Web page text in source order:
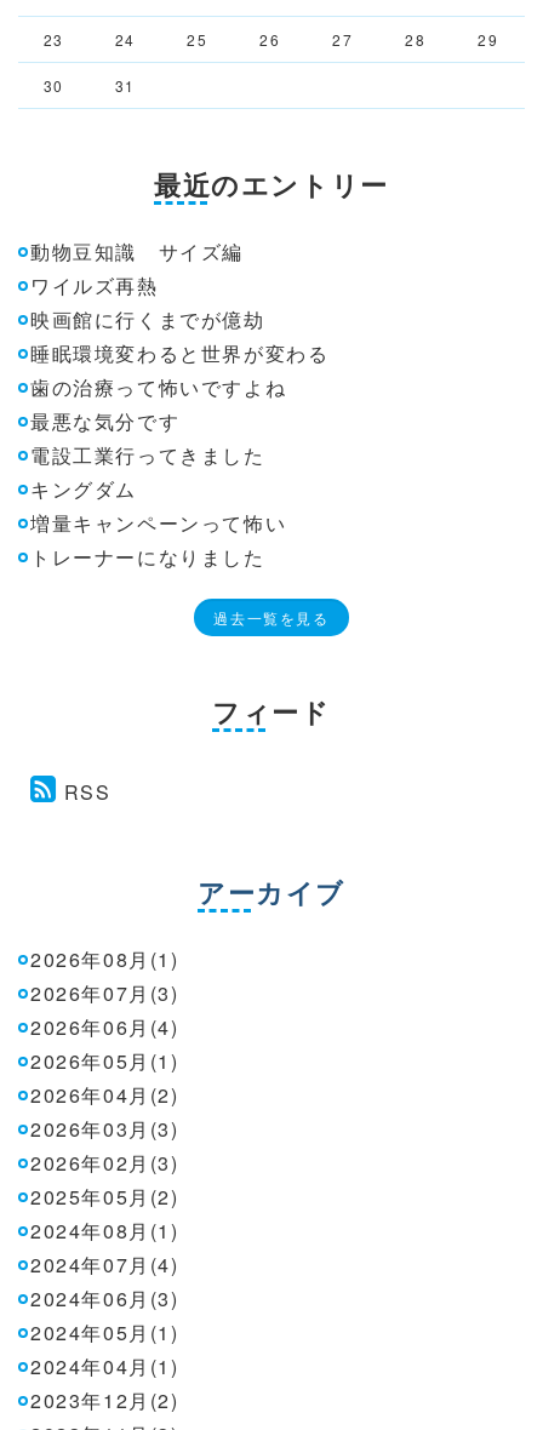
23 24 25 26 27 28 29
30 31
最近のエントリー
動物豆知識 サイズ編
ワイルズ再熱
映画館に行くまでが億劫
睡眠環境変わると世界が変わる
歯の治療って怖いですよね
最悪な気分です
電設工業行ってきました
キングダム
増量キャンペーンって怖い
トレーナーになりました
過去一覧を見る
フィード
RSS
アーカイブ
2026年08月(1)
2026年07月(3)
2026年06月(4)
2026年05月(1)
2026年04月(2)
2026年03月(3)
2026年02月(3)
2025年05月(2)
2024年08月(1)
2024年07月(4)
2024年06月(3)
2024年05月(1)
2024年04月(1)
2023年12月(2)